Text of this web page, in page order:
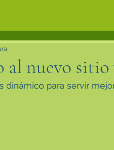
al nuevo
dinámico para servir